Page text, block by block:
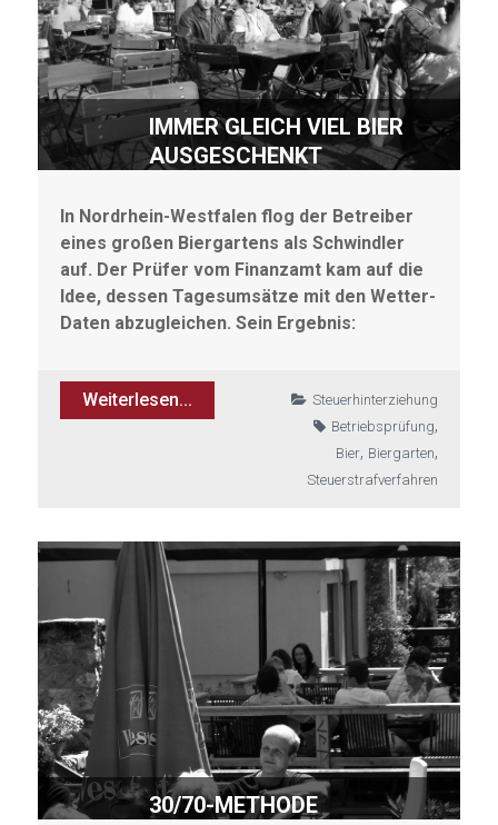
IMMER GLEICH VIEL BIER
AUSGESCHENKT
In Nordrhein-Westfalen flog der Betreiber
eines großen Biergartens als Schwindler
auf. Der Prüfer vom Finanzamt kam auf die
Idee, dessen Tagesumsätze mit den Wetter-
Daten abzugleichen. Sein Ergebnis:
Weiterlesen...
Steuerhinterziehung
Betriebsprüfung,
Bier, Biergarten,
Steuerstrafverfahren
30/70-METHODE